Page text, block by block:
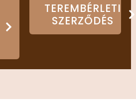
TEREMBÉRLETI
SZERZŐDÉS